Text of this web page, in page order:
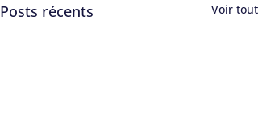
Posts récents Voir tout